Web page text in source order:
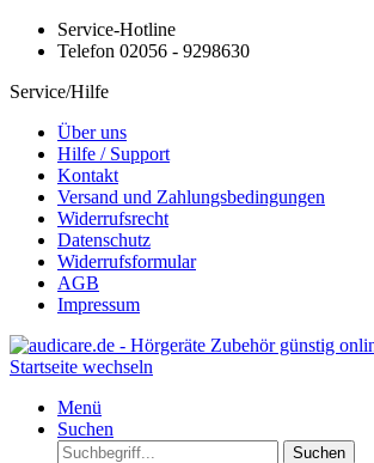
Service-Hotline
Telefon 02056 - 9298630
Service/Hilfe
Über uns
Hilfe / Support
Kontakt
Versand und Zahlungsbedingungen
Widerrufsrecht
Datenschutz
Widerrufsformular
AGB
Impressum
Menü
Suchen
Suchen